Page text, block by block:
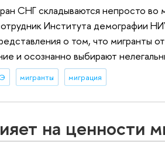
СНГ складываются непросто во
Института демографии
о том, что мигранты
и осознанно выбирают
мигранты миграция
на ценности